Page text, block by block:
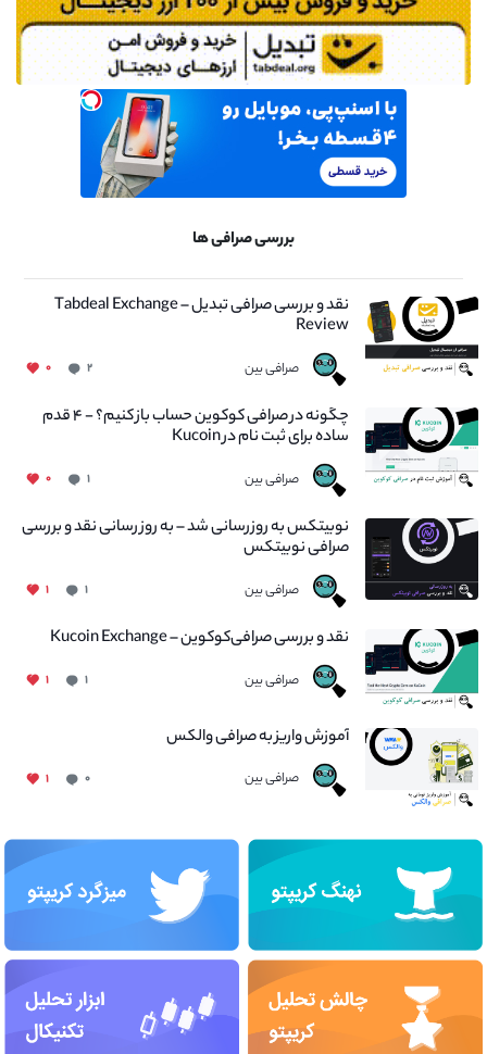
بررسی صرافی ها
نقد و بررسی صرافی تبدیل – Tabdeal Exchange
Review
صرافی بین ۲ ۰
چگونه در صرافی کوکوین حساب باز کنیم؟ - ۴ قدم
ساده برای ثبت نام در Kucoin
صرافی بین ۱ ۰
نوبیتکس به روزرسانی شد – به روز رسانی نقد و بررسی
صرافی نوبیتکس
صرافی بین ۱ ۱
نقد و بررسی صرافی‌کوکوین – Kucoin Exchange
صرافی بین ۱ ۱
آموزش واریز به صرافی والکس
صرافی بین ۰ ۱